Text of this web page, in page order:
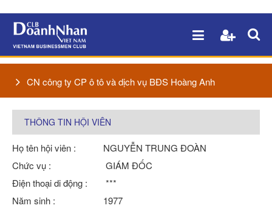
CN công ty CP ô tô và dịch vụ BĐS Hoàng Anh
THÔNG TIN HỘI VIÊN
Họ tên hội viên :
NGUYỄN TRUNG ĐOÀN
Chức vụ :
GIÁM ĐỐC
Điện thoại di động :
***
Năm sinh :
1977